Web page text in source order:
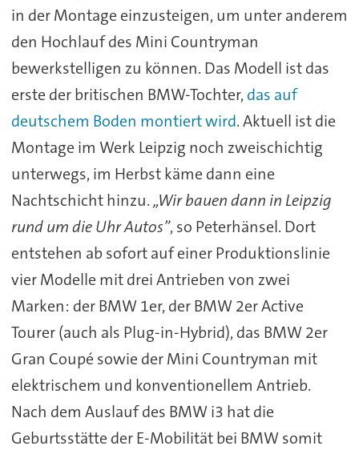
in der Montage einzusteigen, um unter anderem
den Hochlauf des Mini Countryman
bewerkstelligen zu können. Das Modell ist das
erste der britischen BMW-Tochter, das auf
deutschem Boden montiert wird. Aktuell ist die
Montage im Werk Leipzig noch zweischichtig
unterwegs, im Herbst käme dann eine
Nachtschicht hinzu.„Wir bauen dann in Leipzig
rund um die Uhr Autos”, so Peterhänsel. Dort
entstehen ab sofort auf einer Produktionslinie
vier Modelle mit drei Antrieben von zwei
Marken: der BMW 1er, der BMW 2er Active
Tourer (auch als Plug-in-Hybrid), das BMW 2er
Gran Coupé sowie der Mini Countryman mit
elektrischem und konventionellem Antrieb.
Nach dem Auslauf des BMW i3 hat die
Geburtsstätte der E-Mobilität bei BMW somit